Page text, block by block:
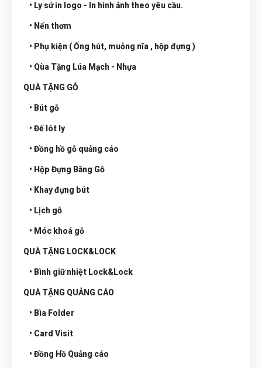
• Ly sứ in logo - In hình ảnh theo yêu cầu.
• Nến thơm
• Phụ kiện ( Ống hút, muỗng nĩa , hộp đựng )
• Qùa Tặng Lúa Mạch - Nhựa
QUÀ TẶNG GỖ
• Bút gỗ
• Đế lót ly
• Đồng hồ gỗ quảng cáo
• Hộp Đựng Bằng Gỗ
• Khay đựng bút
• Lịch gỗ
• Móc khoá gỗ
QUÀ TẶNG LOCK&LOCK
• Bình giữ nhiệt Lock&Lock
QUÀ TẶNG QUẢNG CÁO
• Bìa Folder
• Card Visit
• Đồng Hồ Quảng cáo